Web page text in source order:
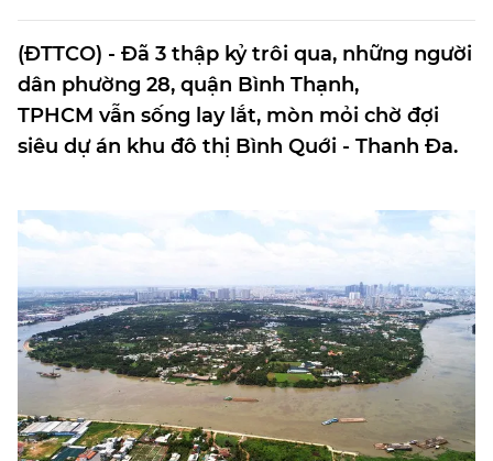
(ĐTTCO) - Đã 3 thập kỷ trôi qua, những người
dân phường 28, quận Bình Thạnh,
TPHCM vẫn sống lay lắt, mòn mỏi chờ đợi
siêu dự án khu đô thị Bình Quới - Thanh Đa.